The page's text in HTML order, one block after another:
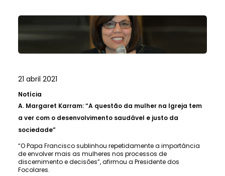
21 abril 2021
Notícia
A. Margaret Karram: “A questão da mulher na Igreja tem
a ver com o desenvolvimento saudável e justo da
sociedade”
“O Papa Francisco sublinhou repetidamente a importância
de envolver mais as mulheres nos processos de
discernimento e decisões”, afirmou a Presidente dos
Focolares.